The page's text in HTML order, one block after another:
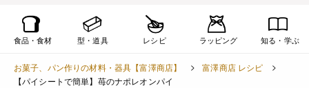
食品・食材 型・道具 レシピ ラッピング 知る・学ぶ
お菓子、パン作りの材料・器具【富澤商店】
富澤商店 レシピ
【パイシートで簡単】苺のナポレオンパイ